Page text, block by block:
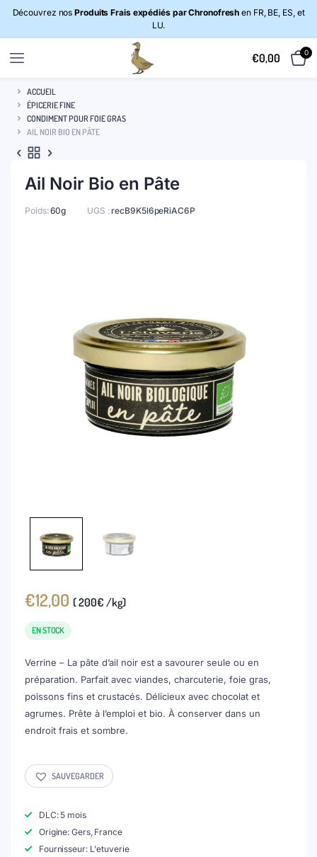
Découvrez nosProduits Frais expédiés par Chronofresh en FR, BE, ES, et
LU.
€0,00 0
ACCUEIL
ÉPICERIE FINE
CONDIMENT POUR FOIE GRAS
AIL NOIR BIO EN PÂTE
Ail Noir Bio en Pâte
Poids:60g UGS :recB9K5l6peRiAC6P
€12,00 ( 200€ /kg)
EN STOCK
Verrine – La pâte d’ail noir est a savourer seule ou en
préparation. Parfait avec viandes, charcuterie, foie gras,
poissons fins et crustacés. Délicieux avec chocolat et
agrumes. Prête à l’emploi et bio. À conserver dans un
endroit frais et sombre.
SAUVEGARDER
DLC: 5 mois
Origine: Gers, France
Fournisseur: L'etuverie